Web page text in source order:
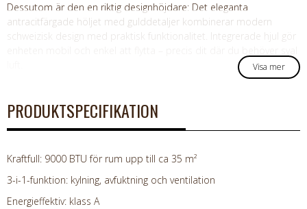
Dessutom är den en riktig designhöjdare: Det eleganta
antracitfärgade höljet med gulddetaljer kombinerar modern
schweizisk design med praktisk funktionalitet. Integrerade hjul gör
Visa mer
PRODUKTSPECIFIKATION
Kraftfull: 9000 BTU för rum upp till ca 35 m²
3-i-1-funktion: kylning, avfuktning och ventilation
Energieffektiv: klass A